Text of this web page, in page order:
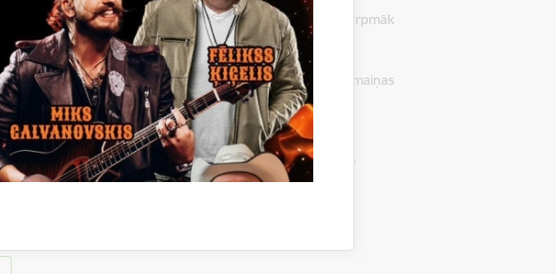
darba dienu un svētdienu rīta reiss no Tilžas turpmāk
autobusu maršrutos AS “Talsu autotransports”. Izmaiņas
reģioniem.
speciāliste E-pasts: sanita.heinsberga@atd.lv